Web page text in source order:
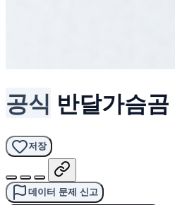
공식 반달가슴곰
저장
데이터 문제 신고